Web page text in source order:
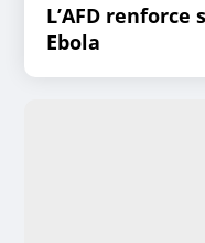
L’AFD renforce
Ebola